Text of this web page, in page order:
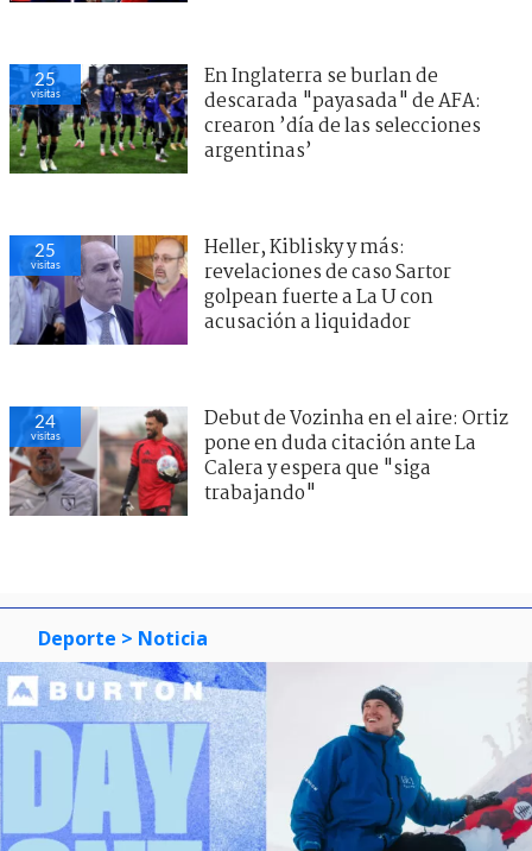
25
visitas
En Inglaterra se burlan de
descarada "payasada" de AFA:
crearon ’día de las selecciones
argentinas’
25
visitas
Heller, Kiblisky y más:
revelaciones de caso Sartor
golpean fuerte a La U con
acusación a liquidador
24
visitas
Debut de Vozinha en el aire: Ortiz
pone en duda citación ante La
Calera y espera que "siga
trabajando"
Deporte > Noticia